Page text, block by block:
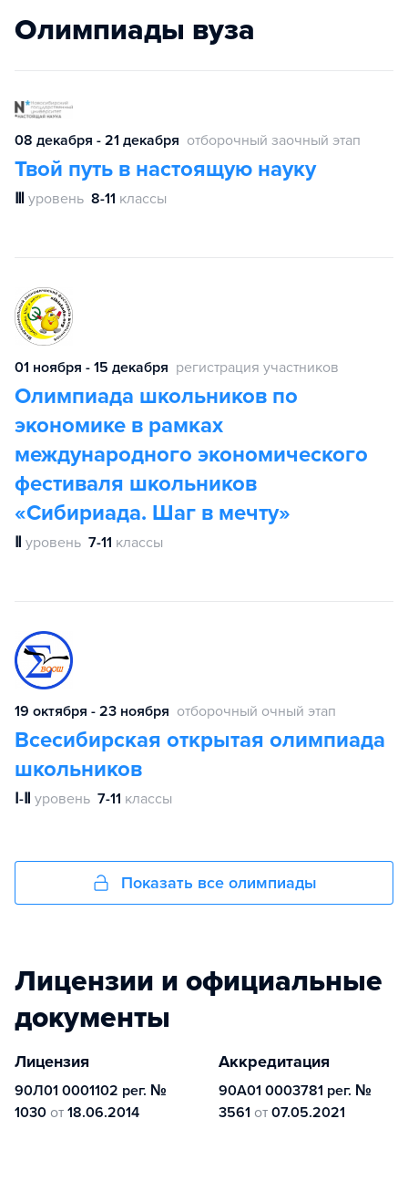
Олимпиады вуза
08 декабря - 21 декабря отборочный заочный этап
Твой путь в настоящую науку
Ⅲ уровень 8-11 классы
01 ноября - 15 декабря регистрация участников
Олимпиада школьников по
экономике в рамках
международного экономического
фестиваля школьников
«Сибириада. Шаг в мечту»
Ⅱ уровень 7-11 классы
19 октября - 23 ноября отборочный очный этап
Всесибирская открытая олимпиада
школьников
Ⅰ-Ⅱ уровень 7-11 классы
Показать все олимпиады
Лицензии и официальные
документы
Лицензия
90Л01 0001102 рег. №
1030 от 18.06.2014
Аккредитация
90А01 0003781 рег. №
3561 от 07.05.2021